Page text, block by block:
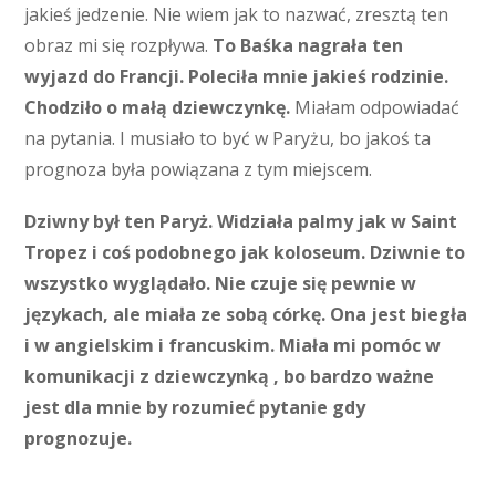
jakieś jedzenie. Nie wiem jak to nazwać, zresztą ten
obraz mi się rozpływa. To Baśka nagrała ten
wyjazd do Francji. Poleciła mnie jakieś rodzinie.
Chodziło o małą dziewczynkę. Miałam odpowiadać
na pytania. I musiało to być w Paryżu, bo jakoś ta
prognoza była powiązana z tym miejscem.
Dziwny był ten Paryż. Widziała palmy jak w Saint
Tropez i coś podobnego jak koloseum. Dziwnie to
wszystko wyglądało. Nie czuje się pewnie w
językach, ale miała ze sobą córkę. Ona jest biegła
i w angielskim i francuskim. Miała mi pomóc w
komunikacji z dziewczynką , bo bardzo ważne
jest dla mnie by rozumieć pytanie gdy
prognozuje.